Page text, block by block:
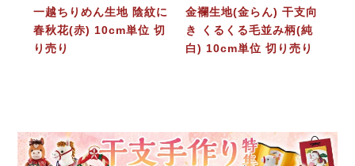
一越ちりめん生地 陰紋に
春秋花(赤) 10cm単位 切
り売り
金襴生地(金らん) 干支向
き くるくる毛並み柄(純
白) 10cm単位 切り売り